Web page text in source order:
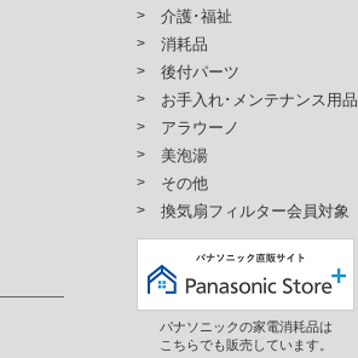
介護･福祉
消耗品
後付パーツ
お手入れ･メンテナンス用品
アラウーノ
美泡湯
その他
換気扇フィルター会員対象
パナソニックの家電消耗品は
こちらでも販売しています。